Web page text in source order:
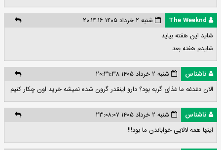
شنبه ۲ خرداد ۱۴۰۵ ۲۰:۱۴:۱۶
شاید این هفته بیاید
شایدم هفته بعد
ناشناس
شنبه ۲ خرداد ۱۴۰۵ ۲۰:۳۱:۳۸
الان دغدغه ما غذای گربه بود؟ دارو اینقدر گرون شده نمیشه خرید اون چکار کنیم
ناشناس
شنبه ۲ خرداد ۱۴۰۵ ۲۳:۰۸:۰۷
اینها همه لالایی خواباندن ما بود!!!